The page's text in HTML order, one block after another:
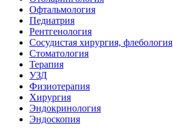
Офтальмология
Педиатрия
Рентгенология
Сосудистая хирургия, флебология
Стоматология
Терапия
УЗД
Физиотерапия
Хирургия
Эндокринология
Эндоскопия